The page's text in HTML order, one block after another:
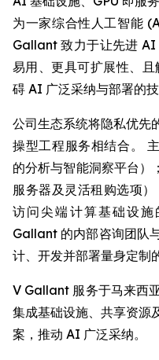
为一家综合性人工智能
Gallant 致力于让先进 AI
易用、更具可扩展性、
碍 AI 广泛采纳与部署的技
公司生态系统将隐私优先
操型工程服务相结合。
的分析与智能洞察平台
服务器及灵活租购选项
访问尖端计算基础设
Gallant 的内部咨询团队
计、开发并部署量身定制
V Gallant 服务于马来西
集成基础设施、共享资源
案，推动 AI 广泛采纳。